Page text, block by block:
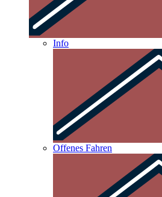
Info
Offenes Fahren